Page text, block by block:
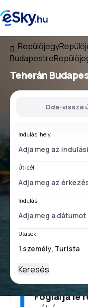
Repülőjegy
Budapestre
Teherán
Oda-vissza
Indulási hely
Úti cél
Indulás
Utasok
Keresés
Foglalja le